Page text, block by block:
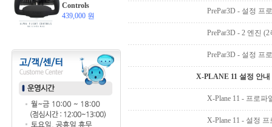
Controls
439,000 원
PrePar3D - 설정 프
PrePar3D - 2 엔진
PrePar3D - 설정 프
X-PLANE 11 설정 안내
X-Plane 11 - 프로파
X-Plane 11 - 설정